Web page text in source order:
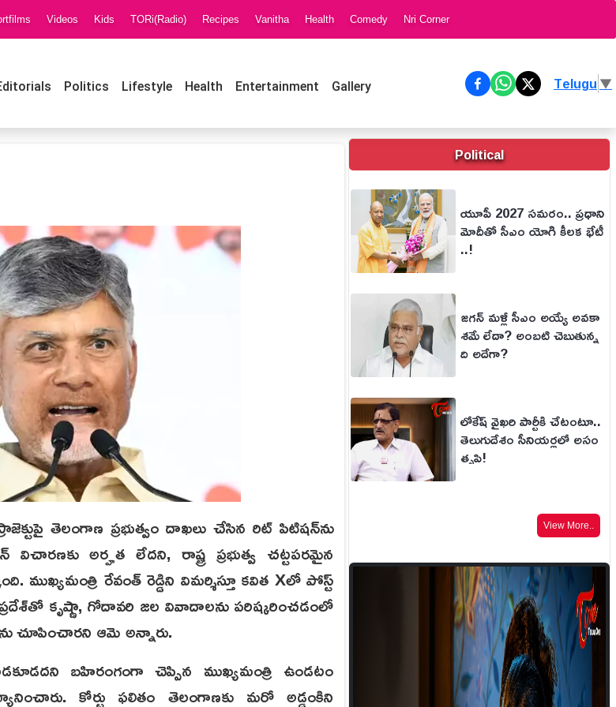
Videos Kids TORi(Radio) Recipes Vanitha Health Comedy Nri Corner
Politics Lifestyle Health Entertainment Gallery Telugu▼
తెలంగాణ ప్రభుత్వం దాఖలు చేసిన రిట్ పిటిషన్‌ను
విచారణకు అర్హత లేదని, రాష్ట్ర ప్రభుత్వ చట్టపరమైన
ముఖ్యమంత్రి రేవంత్ రెడ్డిని విమర్శిస్తూ కవిత Xలో పోస్ట్
కృష్ణా, గోదావరి జల వివాదాలను పరిష్కరించడంలో
చూపించారని ఆమె అన్నారు.
బహిరంగంగా చెప్పిన ముఖ్యమంత్రి ఉండటం
కోర్టు ఫలితం తెలంగాణకు మరో అడ్డంకిని
Political
యూపీ 2027 సమరం.. ప్రధాని
మోదీతో సీఎం యోగి కీలక భేటీ
..!
జగన్ మళ్లీ సీఎం అయ్యే అవకా
శమే లేదా? అంబటి చెబుతున్న
ది అదేగా?
లోకేష్ వైఖరి పార్టీకి చేటంటూ..
తెలుగుదేశం సీనియర్లలో అసం
తృప్తి!
View More..